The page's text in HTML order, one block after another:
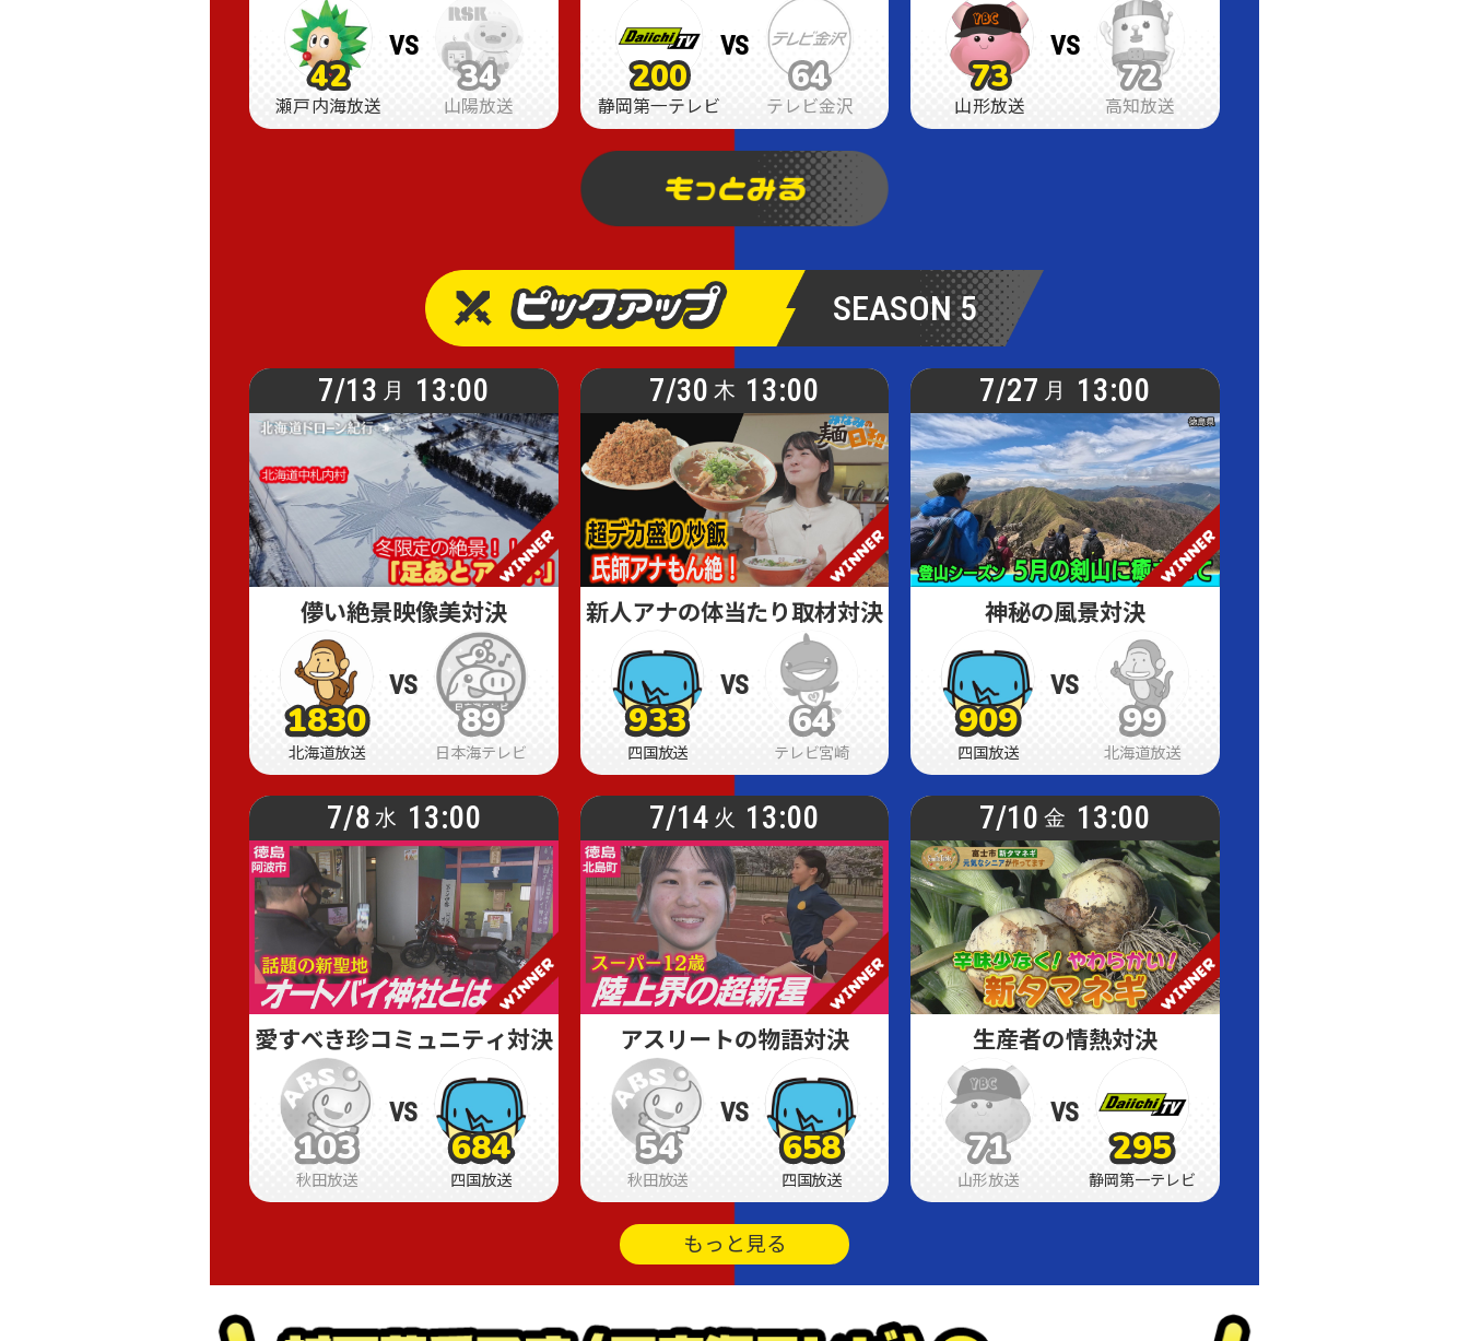
VS
瀬戸内海放送
42
42
42
山陽放送
34
34
34
VS
静岡第一テレビ
200
200
200
テレビ金沢
64
64
64
VS
山形放送
73
73
73
高知放送
72
72
72
SEASON 5
7/13 月 13:00
儚い絶景映像美対決
北海道放送
1830
1830
1830
日本海テレビ
89
89
89
VS
7/30 木 13:00
新人アナの体当たり取材対決
四国放送
933
933
933
テレビ宮崎
64
64
64
VS
7/27 月 13:00
神秘の風景対決
四国放送
909
909
909
北海道放送
99
99
99
VS
7/8 水 13:00
愛すべき珍コミュニティ対決
秋田放送
103
103
103
四国放送
684
684
684
VS
7/14 火 13:00
アスリートの物語対決
秋田放送
54
54
54
四国放送
658
658
658
VS
7/10 金 13:00
生産者の情熱対決
山形放送
71
71
71
静岡第一テレビ
295
295
295
VS
もっと見る